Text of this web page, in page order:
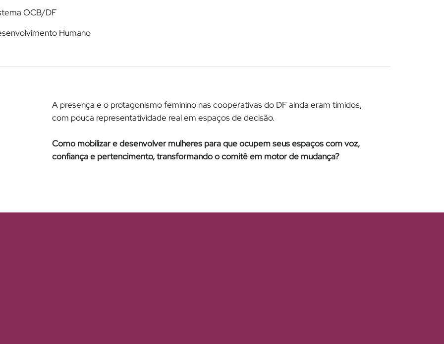
OCB/DF
Humano
A presença e o protagonismo feminino nas cooperativas do DF ainda eram tímidos,
com pouca representatividade real em espaços de decisão.
Como mobilizar e desenvolver mulheres para que ocupem seus espaços com voz,
confiança e pertencimento, transformando o comitê em motor de mudança?